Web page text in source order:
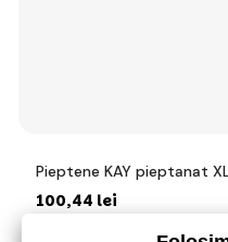
Pieptene KAY pieptanat
100,44 lei